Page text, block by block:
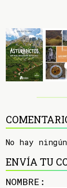
No hay
ENVÍA TU
NOMBRE: